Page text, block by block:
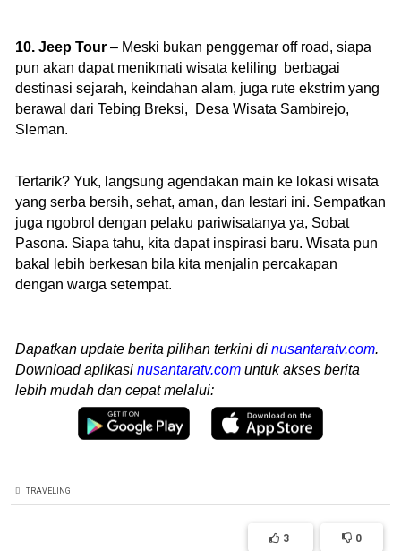
10. Jeep Tour – Meski bukan penggemar off road, siapa
pun akan dapat menikmati wisata keliling berbagai
destinasi sejarah, keindahan alam, juga rute ekstrim yang
berawal dari Tebing Breksi, Desa Wisata Sambirejo,
Sleman.
Tertarik? Yuk, langsung agendakan main ke lokasi wisata
yang serba bersih, sehat, aman, dan lestari ini. Sempatkan
juga ngobrol dengan pelaku pariwisatanya ya, Sobat
Pasona. Siapa tahu, kita dapat inspirasi baru. Wisata pun
bakal lebih berkesan bila kita menjalin percakapan
dengan warga setempat.
Dapatkan update berita pilihan terkini di nusantaratv.com.
Download aplikasi nusantaratv.com untuk akses berita
lebih mudah dan cepat melalui:
TRAVELING
3 0